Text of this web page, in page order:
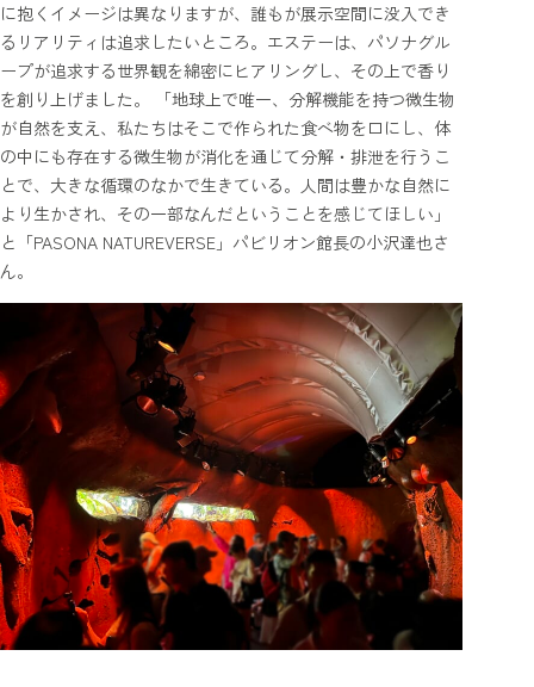
に抱くイメージは異なりますが、誰もが展示空間に没入でき
るリアリティは追求したいところ。エステーは、パソナグル
ープが追求する世界観を綿密にヒアリングし、その上で香り
を創り上げました。 「地球上で唯一、分解機能を持つ微生物
が自然を支え、私たちはそこで作られた食べ物を口にし、体
の中にも存在する微生物が消化を通じて分解・排泄を行うこ
とで、大きな循環のなかで生きている。人間は豊かな自然に
より生かされ、その一部なんだということを感じてほしい」
と「PASONA NATUREVERSE」パビリオン館長の小沢達也さ
ん。